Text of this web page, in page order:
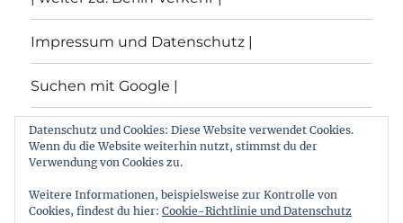
Impressum und Datenschutz |
Suchen mit Google |
Themen
Datenschutz und Cookies: Diese Website verwendet Cookies.
Wenn du die Website weiterhin nutzt, stimmst du der
Verwendung von Cookies zu.
Weitere Informationen, beispielsweise zur Kontrolle von
Cookies, findest du hier: Cookie-Richtlinie und Datenschutz